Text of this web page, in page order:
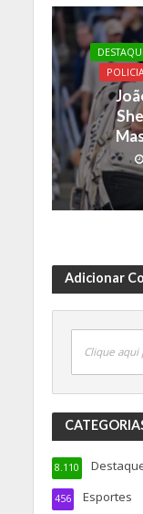
Adicionar
Clique
8.110
Esportes
456